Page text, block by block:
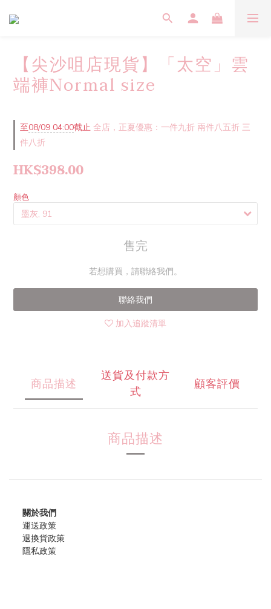
【尖沙咀店現貨】「太空」雲
端褲Normal size
至08/09 04:00截止 全店，正夏優惠：一件九折 兩件八五折 三
件八折
HK$398.00
顏色
售完
若想購買，請聯絡我們。
聯絡我們
加入追蹤清單
商品描述
送貨及付款方
式
顧客評價
商品描述
關於我們
運送政策
退換貨政策
隱私政策